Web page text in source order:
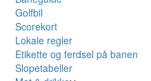
Golfbil
Scorekort
Lokale regler
Etikette og ferdsel på banen
Slopetabeller